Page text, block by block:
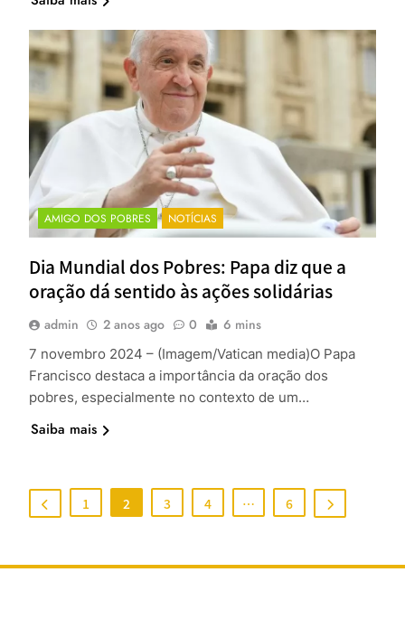
AMIGO DOS POBRES NOTÍCIAS
Dia Mundial dos Pobres: Papa diz que a
oração dá sentido às ações solidárias
admin 2 anos ago 0 6 mins
7 novembro 2024 – (Imagem/Vatican media)O Papa
Francisco destaca a importância da oração dos
pobres, especialmente no contexto de um…
Saiba mais
1 2 3 4 … 6